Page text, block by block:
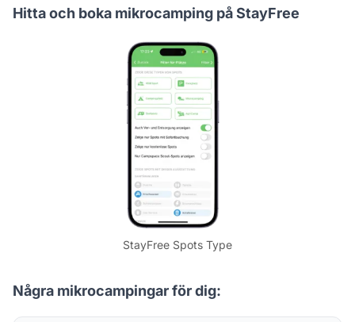
Hitta och boka mikrocamping på StayFree
StayFree Spots Type
Några mikrocampingar för dig: